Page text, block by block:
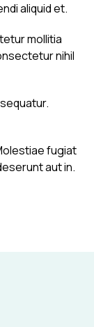
aliquid et.
mollitia
nihil
fugiat
aut in.